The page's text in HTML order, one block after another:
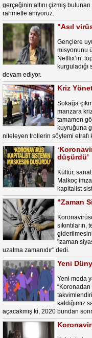
gerçeğinin altını çizmiş
rahmetle anıyoruz.
"Asıl
Gençlere
misyonunu
Netflix’in,
kurguladığı
devam ediyor.
Kriz
Sokağa
manzara
tamamen
kuyruğuna
niteleyen trollerin söylemi etrafı
düşürdü’
Kültür,
Malkoç
kapitalist
"Zaman
"zaman
uzatma zamanıdır" dedi.
Yeni
Yeni moda
“Koronadan
kaldığımız
açacakmış ki, 2020 bundan